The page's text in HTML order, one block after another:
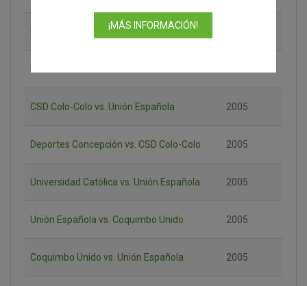
CSD Colo-Colo vs. CD Cobreloa
CSD Colo-Colo vs. Unión Española 2005
Deportes Concepción vs. CSD Colo-Colo 2005
Universidad Católica vs. Unión Española 2005
Unión Española vs. Coquimbo Unido 2005
Coquimbo Unido vs. Unión Española 2005
¡MÁS INFORMACIÓN!